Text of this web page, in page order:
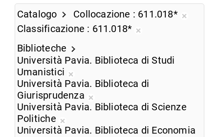
Catalogo Collocazione
611.018*
Classificazione
611.018*
ricerca
Biblioteche
Università Pavia. Biblioteca di Studi
Umanistici
Rimuovi
dalla
ricerca
Università Pavia. Biblioteca di
Giurisprudenza
Rimuovi
ricerca
Università Pavia. Biblioteca di Scienze
Politiche
Rimuovi
Università Pavia. Biblioteca di Economia